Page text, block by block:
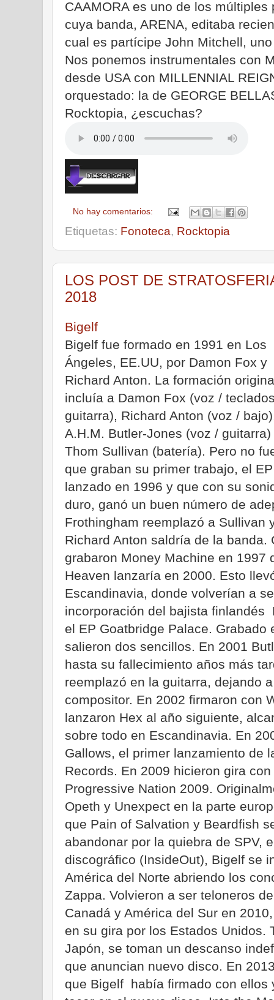
CAAMORA es uno de los
cuya banda, ARENA, editaba
cual es partícipe John Mitchell,
Nos ponemos instrumentales con
desde USA con MILLENNIAL
orquestado: la de GEORGE
Rocktopia, ¿escuchas?
No hay comentarios:
Etiquetas: Fonoteca, Rocktopia
LOS POST DE
2018
Bigelf
Bigelf fue formado en 1991 en Los
Ángeles, EE.UU, por Damon Fox y
Richard Anton. La formación
incluía a Damon Fox (voz /
guitarra), Richard Anton (voz /
A.H.M. Butler-Jones (voz / guitarra)
Thom Sullivan (batería). Pero no
que graban su primer trabajo, el
lanzado en 1996 y que con su
duro, ganó un buen número de
Frothingham reemplazó a Sullivan
Richard Anton saldría de la banda.
grabaron Money Machine en 1997
Heaven lanzaría en 2000. Esto
Escandinavia, donde volverían a
incorporación del bajista finlandés
el EP Goatbridge Palace.
salieron dos sencillos. En 2001
hasta su fallecimiento años más
reemplazó en la guitarra, dejando
compositor. En 2002 firmaron con
lanzaron Hex al año siguiente,
sobre todo en Escandinavia. En
Gallows, el primer lanzamiento de
Records. En 2009 hicieron gira
Progressive Nation 2009.
Opeth y Unexpect en la parte
que Pain of Salvation y Beardfish
abandonar por la quiebra de SPV,
discográfico (InsideOut), Bigelf se
América del Norte abriendo los
Zappa. Volvieron a ser teloneros
Canadá y América del Sur en
en su gira por los Estados Unidos.
Japón, se toman un descanso
que anuncian nuevo disco. En
que Bigelf había firmado con ellos